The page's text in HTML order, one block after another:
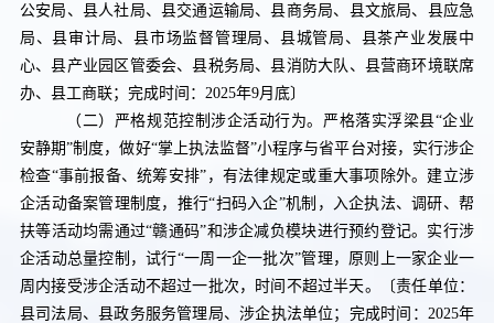
公安局、 县人社局、 县交通运输局、县商务局、 县文旅局、 县应急
局、县审计局、县市场监督管理局、 县城管局、县茶产业发展中
心、县产业园区管委会、县税务局、县消防大队、 县营商环境联席
办、县工商联；完成时间： 2025年9月底〕
（二）严格规范控制涉企活动行为。 严格落实浮梁县“企业
安静期”制度，做好“掌上执法监督”小程序与省平台对接，实行涉企
检查“事前报备、统筹安排”，有法律规定或重大事项除外。建立涉
企活动备案管理制度，推行“扫码入企”机制，入企执法、调研、帮
扶等活动均需通过“赣通码”和涉企减负模块进行预约登记。实行涉
企活动总量控制，试行“一周一企一批次”管理，原则上一家企业一
周内接受涉企活动不超过一批次，时间不超过半天。
〔责任单位：
县司法局、县政务服务管理局、涉企执法单位；完成时间： 2025年